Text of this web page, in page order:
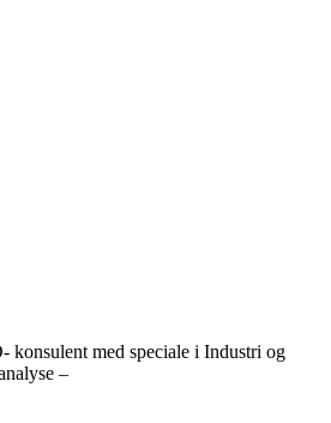
med speciale i Industri og
–